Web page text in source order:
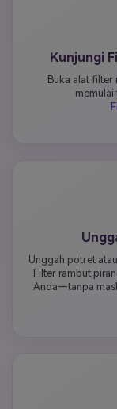
Kunjungi
Buka alat filter
memulai
Unggah potret
Filter rambut
Anda—tanpa